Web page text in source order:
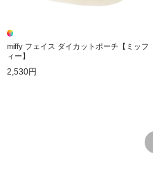
miffy フェイス ダイカットポーチ【ミッフ
ィー】
2,530円